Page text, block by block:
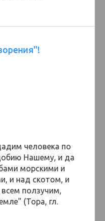
человека по
Нашему, и да
морскими и
и над скотом, и
ползучим,
(Тора, гл.